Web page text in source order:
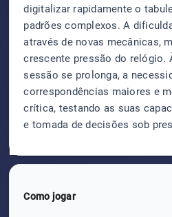
digitalizar rapidamente o
padrões complexos. A
através de novas mecânicas,
crescente pressão do relógio.
sessão se prolonga, a
correspondências maiores e
crítica, testando as suas
e tomada de decisões sob
Como jogar